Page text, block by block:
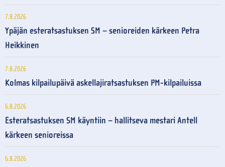
7.8.2026
Ypäjän esteratsastuksen SM – senioreiden kärkeen Petra
Heikkinen
7.8.2026
Kolmas kilpailupäivä askellajiratsastuksen PM-kilpailuissa
6.8.2026
Esteratsastuksen SM käyntiin – hallitseva mestari Antell
kärkeen senioreissa
6.8.2026